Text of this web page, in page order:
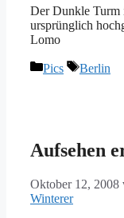
Der Dunkle Turm
ursprünglich
Lomo
Kategorien
Pics Berlin
Aufsehen
Oktober 12, 2008
Winterer